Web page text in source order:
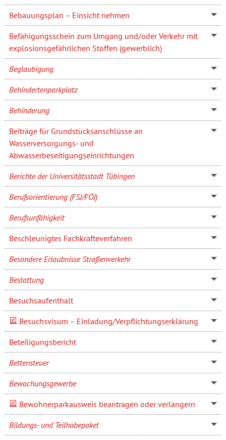
Bebauungsplan – Einsicht nehmen
Befähigungsschein zum Umgang und/oder Verkehr mit
explosionsgefährlichen Stoffen (gewerblich)
Beglaubigung
Behindertenparkplatz
Behinderung
Beiträge für Grundstücksanschlüsse an
Wasserversorgungs- und
Abwasserbeseitigungseinrichtungen
Berichte der Universitätsstadt Tübingen
Berufsorientierung (FSJ/FÖJ)
Berufsunfähigkeit
Beschleunigtes Fachkräfteverfahren
Besondere Erlaubnisse Straßenverkehr
Bestattung
Besuchsaufenthalt
Besuchsvisum – Einladung/Verpflichtungserklärung
Beteiligungsbericht
Bettensteuer
Bewachungsgewerbe
Bewohnerparkausweis beantragen oder verlängern
Bildungs- und Teilhabepaket